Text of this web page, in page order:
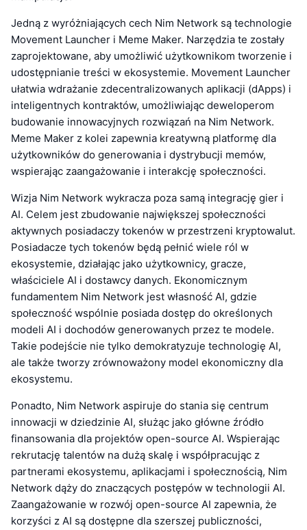
Jedną z wyróżniających cech Nim Network są technologie
Movement Launcher i Meme Maker. Narzędzia te zostały
zaprojektowane, aby umożliwić użytkownikom tworzenie i
udostępnianie treści w ekosystemie. Movement Launcher
ułatwia wdrażanie zdecentralizowanych aplikacji (dApps) i
inteligentnych kontraktów, umożliwiając deweloperom
budowanie innowacyjnych rozwiązań na Nim Network.
Meme Maker z kolei zapewnia kreatywną platformę dla
użytkowników do generowania i dystrybucji memów,
wspierając zaangażowanie i interakcję społeczności.
Wizja Nim Network wykracza poza samą integrację gier i
AI. Celem jest zbudowanie największej społeczności
aktywnych posiadaczy tokenów w przestrzeni kryptowalut.
Posiadacze tych tokenów będą pełnić wiele ról w
ekosystemie, działając jako użytkownicy, gracze,
właściciele AI i dostawcy danych. Ekonomicznym
fundamentem Nim Network jest własność AI, gdzie
społeczność wspólnie posiada dostęp do określonych
modeli AI i dochodów generowanych przez te modele.
Takie podejście nie tylko demokratyzuje technologię AI,
ale także tworzy zrównoważony model ekonomiczny dla
ekosystemu.
Ponadto, Nim Network aspiruje do stania się centrum
innowacji w dziedzinie AI, służąc jako główne źródło
finansowania dla projektów open-source AI. Wspierając
rekrutację talentów na dużą skalę i współpracując z
partnerami ekosystemu, aplikacjami i społecznością, Nim
Network dąży do znaczących postępów w technologii AI.
Zaangażowanie w rozwój open-source AI zapewnia, że
korzyści z AI są dostępne dla szerszej publiczności,